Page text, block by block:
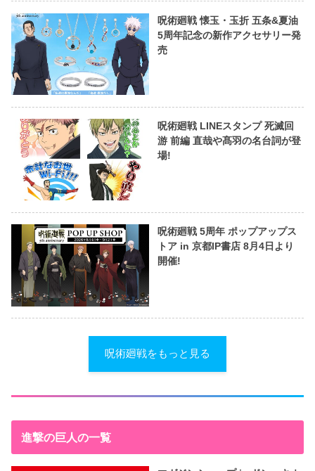
呪術廻戦 懐玉・玉折 五条&夏油
5周年記念の新作アクセサリー発
売
呪術廻戦 LINEスタンプ 死滅回
游 前編 直哉や髙羽の名台詞が登
場!
呪術廻戦 5周年 ポップアップス
トア in 京都IP書店 8月4日より
開催!
呪術廻戦をもっと見る
進撃の巨人の一覧